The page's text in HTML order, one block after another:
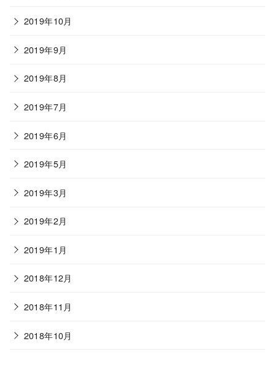
2019年10月
2019年9月
2019年8月
2019年7月
2019年6月
2019年5月
2019年3月
2019年2月
2019年1月
2018年12月
2018年11月
2018年10月